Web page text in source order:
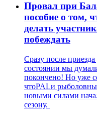
Провал при
пособие о том,
делать
побеждать
Сразу после
состоянии мы
покончено! Но уже
чтоPALи
новыми силами
сезону.